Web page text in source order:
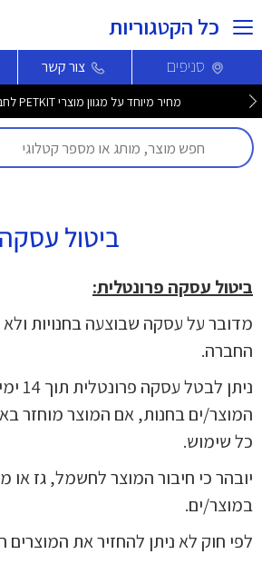
כל הקטגוריות
סניפים צור קשר
מחיר מיוחד על מגוון מוצרי PETKIT לחברי מועדון >>
ביטול עסקה
ביטול עסקה פרונטלית:
מדובר על עסקה שבוצעה בחנויות
החברה.
ניתן
המוצר/ים בחנות, אם המוצר מוחזר
כל שימוש.
יובהר כי חיבור המוצר לחשמל, גז או
במוצר/ים.
לפי חוק לא ניתן להחזיר את המוצרים